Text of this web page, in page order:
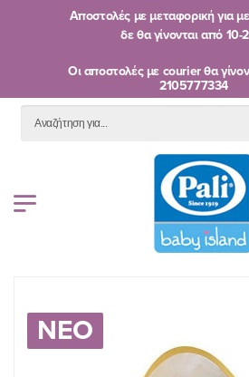
Αποστολές με μεταφορική για
δε θα γίνονται από 10-
Oι αποστολές με courier θα
2105777334
ΝΕΟ